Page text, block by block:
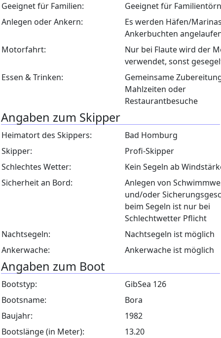
Geeignet für Familien:
Geeignet für
Anlegen oder Ankern:
Es werden Häfen/
Ankerbuchten
Motorfahrt:
Nur bei Flaute wird der
verwendet, sonst
Essen & Trinken:
Gemeinsame
Mahlzeiten oder
Restaurantbesuche
Angaben zum Skipper
Heimatort des Skippers:
Bad Homburg
Skipper:
Profi-Skipper
Schlechtes Wetter:
Kein Segeln ab
Sicherheit an Bord:
Anlegen von
und/oder
beim Segeln ist nur bei
Schlechtwetter Pflicht
Nachtsegeln:
Nachtsegeln ist möglich
Ankerwache:
Ankerwache ist möglich
Angaben zum Boot
Bootstyp:
GibSea 126
Bootsname:
Bora
Baujahr:
1982
Bootslänge (in Meter):
13.20